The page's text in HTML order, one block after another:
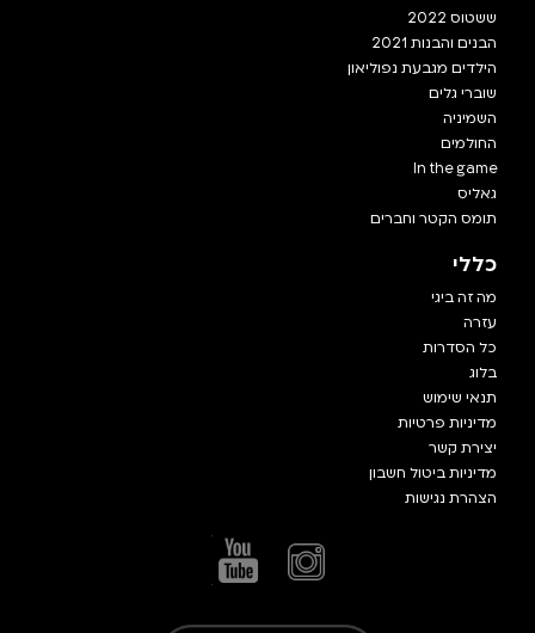
ששטוס 2022
הבנים והבנות 2021
הילדים מגבעת נפוליאון
שוברי גלים
השמיניה
החולמים
In the game
גאליס
תומס הקטר וחברים
כללי
מה זה ביגי
עזרה
כל הסדרות
בלוג
תנאי שימוש
מדיניות פרטיות
יצירת קשר
מדיניות ביטול חשבון
הצהרת נגישות